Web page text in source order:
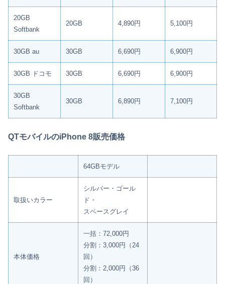
20GB
Softbank
20GB 4,890円 5,100円
30GB au 30GB 6,690円 6,900円
30GB ドコモ 30GB 6,690円 6,900円
30GB
Softbank
30GB 6,890円 7,100円
QTモバイルのiPhone 8販売価格
64GBモデル
取扱いカラー
シルバー・ゴール
ド・
スペースグレイ
本体価格
一括：72,000円
分割：3,000円（24
回）
分割：2,000円（36
回）